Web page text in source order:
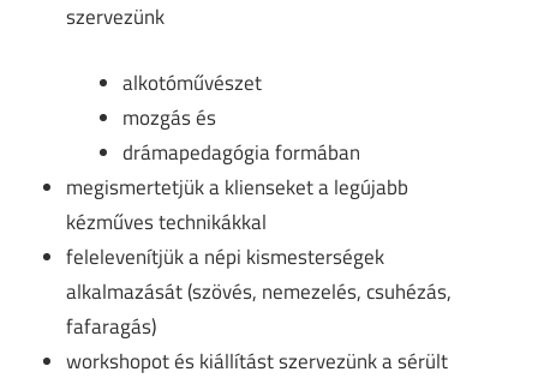
szervezünk
alkotóművészet
mozgás és
drámapedagógia formában
megismertetjük a klienseket a legújabb
kézműves technikákkal
felelevenítjük a népi kismesterségek
alkalmazását (szövés, nemezelés, csuhézás,
fafaragás)
workshopot és kiállítást szervezünk a sérült